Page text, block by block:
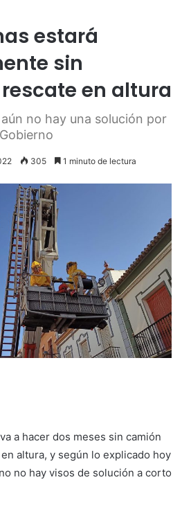
estará
sin
en altura
no hay una solución por
305 1 minuto de lectura
a hacer dos meses sin camión
altura, y según lo explicado hoy
no hay visos de solución a corto